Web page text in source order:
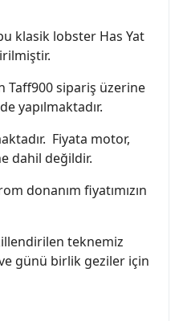
klasik lobster Has Yat
Taff900 sipariş üzerine
yapılmaktadır.
Fiyata motor,
dahil değildir.
donanım fiyatımızın
teknemiz
günü birlik geziler için